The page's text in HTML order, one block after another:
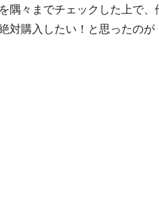
隅々までチェックした上で
対購入したい！と思ったのが